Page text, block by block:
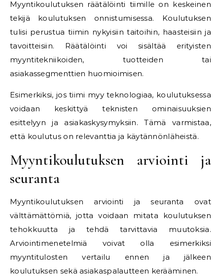
Myyntikoulutuksen räätälöinti tiimille on keskeinen
tekijä koulutuksen onnistumisessa. Koulutuksen
tulisi perustua tiimin nykyisiin taitoihin, haasteisiin ja
tavoitteisiin. Räätälöinti voi sisältää erityisten
myyntitekniikoiden, tuotteiden tai
asiakassegmenttien huomioimisen.
Esimerkiksi, jos tiimi myy teknologiaa, koulutuksessa
voidaan keskittyä teknisten ominaisuuksien
esittelyyn ja asiakaskysymyksiin. Tämä varmistaa,
että koulutus on relevanttia ja käytännönläheistä.
Myyntikoulutuksen arviointi ja
seuranta
Myyntikoulutuksen arviointi ja seuranta ovat
välttämättömiä, jotta voidaan mitata koulutuksen
tehokkuutta ja tehdä tarvittavia muutoksia.
Arviointimenetelmiä voivat olla esimerkiksi
myyntitulosten vertailu ennen ja jälkeen
koulutuksen sekä asiakaspalautteen kerääminen.